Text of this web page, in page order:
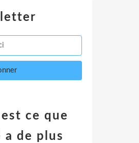
ce que
a de plus